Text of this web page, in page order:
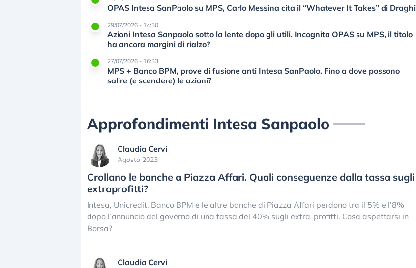
OPAS Intesa SanPaolo su MPS, Carlo Messina cita il “Whatever It Takes” di Draghi
29/07/2026 - 14:30
Azioni Intesa Sanpaolo sotto la lente dopo gli utili. Incognita OPAS su MPS, il titolo
ha ancora margini di rialzo?
27/07/2026 - 16:33
MPS + Banco BPM, prove di fusione anti Intesa SanPaolo. Fino a dove possono
salire (e scendere) le azioni?
Approfondimenti Intesa Sanpaolo
Claudia Cervi
Agosto 2023
Crollano le banche a Piazza Affari. Quali conseguenze dalla tassa sugli
extraprofitti?
Intesa, Unicredit, Banco BPM e le altre banche di Piazza Affari perdono tra il 5% e l’8%
dopo l’annuncio del governo di una tassa del 40% sugli extra-profitti. Cosa aspettarsi in
Borsa?
Claudia Cervi